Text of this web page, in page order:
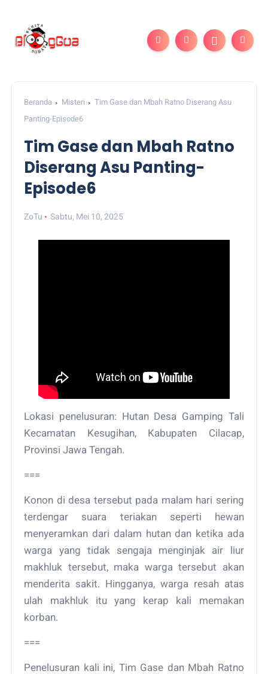
Beranda Misteri
Tim Gase dan Mbah Ratno Diserang Asu
Panting-Episode6
Tim Gase dan Mbah Ratno
Diserang Asu Panting-
Episode6
ZoTu Sabtu, Mei 10, 2025
Lokasi penelusuran: Hutan Desa Gamping Tali
Kecamatan Kesugihan, Kabupaten Cilacap,
Provinsi Jawa Tengah.
===
Konon di desa tersebut pada malam hari sering
terdengar suara teriakan seperti hewan
menyeramkan dari dalam hutan dan ketika ada
warga yang tidak sengaja menginjak air liur
makhluk tersebut, maka warga tersebut akan
menderita sakit. Hingganya, warga resah atas
ulah makhluk itu yang kerap kali memakan
korban.
===
Penelusuran kali ini, Tim Gase dan Mbah Ratno